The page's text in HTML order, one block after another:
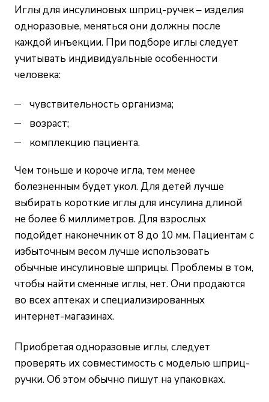
Иглы для инсулиновых шприц-ручек – изделия
одноразовые, меняться они должны после
каждой инъекции. При подборе иглы следует
учитывать индивидуальные особенности
человека:
чувствительность организма;
возраст;
комплекцию пациента.
Чем тоньше и короче игла, тем менее
болезненным будет укол. Для детей лучше
выбирать короткие иглы для инсулина длиной
не более 6 миллиметров. Для взрослых
подойдет наконечник от 8 до 10 мм. Пациентам с
избыточным весом лучше использовать
обычные инсулиновые шприцы. Проблемы в том,
чтобы найти сменные иглы, нет. Они продаются
во всех аптеках испециализированных
интернет-магазинах.
Приобретая одноразовые иглы, следует
проверять их совместимость с моделью шприц-
ручки. Об этом обычно пишут на упаковках.